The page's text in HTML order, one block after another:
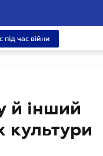
під час війни
й інший
культури